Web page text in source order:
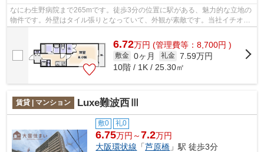
なにわ生野病院まで265mです。徒歩3分の位置に駅がある、魅力的な立地の
物件です。外壁はタイル張りとなっていて、外観が素敵です。当社イチオシ
6.72万円 (管理費等：8,700円 )
敷金 0ヶ月 礼金 7.59万円
10階 / 1K / 25.30㎡
賃貸 | マンション Luxe難波西Ⅲ
敷0 礼0
6.75万円～7.2万円
大阪環状線 「芦原橋 」駅 徒歩3分